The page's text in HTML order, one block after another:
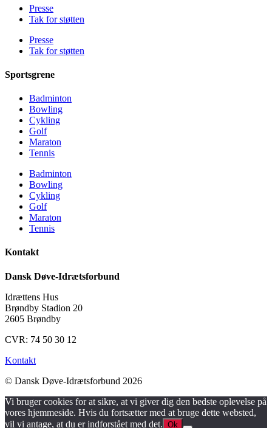
Presse
Tak for støtten
Presse
Tak for støtten
Sportsgrene
Badminton
Bowling
Cykling
Golf
Maraton
Tennis
Badminton
Bowling
Cykling
Golf
Maraton
Tennis
Kontakt
Dansk Døve-Idrætsforbund
Idrættens Hus
Brøndby Stadion 20
2605 Brøndby
CVR: 74 50 30 12
Kontakt
© Dansk Døve-Idrætsforbund 2026
Vi bruger cookies for at sikre, at vi giver dig den bedste oplevelse på
vores hjemmeside. Hvis du fortsætter med at bruge dette websted,
vil vi antage, at du er indforstået med det. Ok